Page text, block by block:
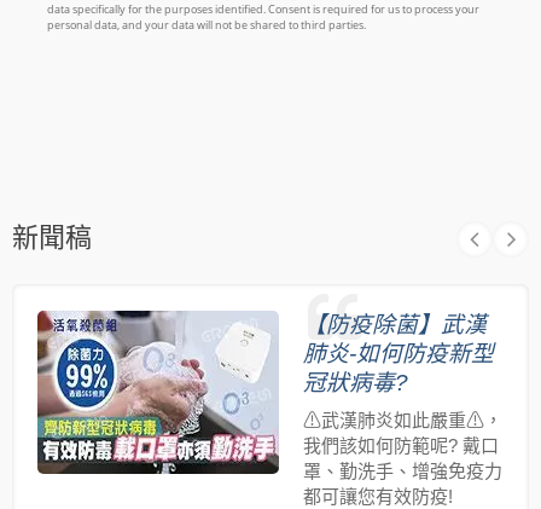
新聞稿
【防疫除菌】武漢
肺炎-如何防疫新型
冠狀病毒?
⚠武漢肺炎如此嚴重⚠，
我們該如何防範呢? 戴口
罩、勤洗手、增強免疫力
都可讓您有效防疫!